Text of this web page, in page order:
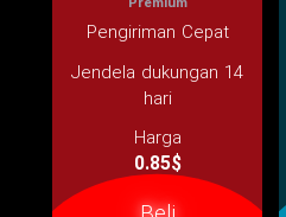
Pengiriman Cepat
Jendela dukungan 14
hari
Harga
0.85$